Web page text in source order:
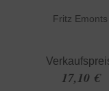
Fritz Emonts
17,10 €